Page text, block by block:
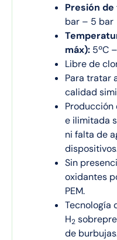
Presión
bar – 5 bar
máx): 5ºC
Libre de
Para tratar
calidad
Producción
e ilimitada
ni falta de
Sin
oxidantes
PEM.
Tecnología
H2
de